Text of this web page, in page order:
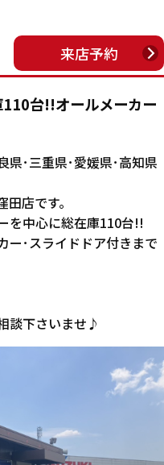
来店予約
台!!オールメーカー
県･三重県･愛媛県･高知県
店です。
を中心に総在庫110台!!
ー･スライドドア付きまで
談下さいませ♪